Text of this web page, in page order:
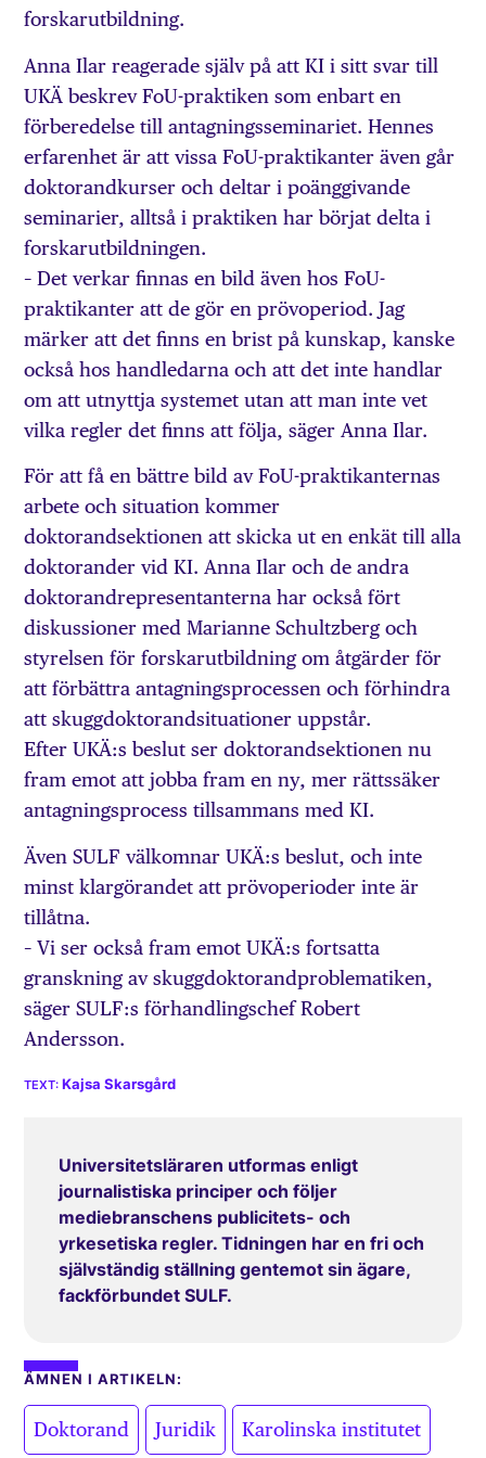
forskarutbildning.
Anna Ilar reagerade själv på att KI i sitt svar till
UKÄ beskrev FoU-praktiken som enbart en
förberedelse till antagningsseminariet. Hennes
erfarenhet är att vissa FoU-praktikanter även går
doktorandkurser och deltar i poänggivande
seminarier, alltså i praktiken har börjat delta i
forskarutbildningen.
– Det verkar finnas en bild även hos FoU-
praktikanter att de gör en prövoperiod. Jag
märker att det finns en brist på kunskap, kanske
också hos handledarna och att det inte handlar
om att utnyttja systemet utan att man inte vet
vilka regler det finns att följa, säger Anna Ilar.
För att få en bättre bild av FoU-praktikanternas
arbete och situation kommer
doktorandsektionen att skicka ut en enkät till alla
doktorander vid KI. Anna Ilar och de andra
doktorandrepresentanterna har också fört
diskussioner med Marianne Schultzberg och
styrelsen för forskarutbildning om åtgärder för
att förbättra antagningsprocessen och förhindra
att skuggdoktorandsituationer uppstår.
Efter UKÄ:s beslut ser doktorandsektionen nu
fram emot att jobba fram en ny, mer rättssäker
antagningsprocess tillsammans med KI.
Även SULF välkomnar UKÄ:s beslut, och inte
minst klargörandet att prövoperioder inte är
tillåtna.
– Vi ser också fram emot UKÄ:s fortsatta
granskning av skuggdoktorandproblematiken,
säger SULF:s förhandlingschef Robert
Andersson.
Kajsa Skarsgård
Universitetsläraren utformas enligt
journalistiska principer och följer
mediebranschens publicitets- och
yrkesetiska regler. Tidningen har en fri och
självständig ställning gentemot sin ägare,
fackförbundet SULF.
ÄMNEN I ARTIKELN:
Doktorand Juridik Karolinska institutet